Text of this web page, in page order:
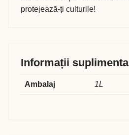
protejează-ți culturile!
Informații
Ambalaj 1L